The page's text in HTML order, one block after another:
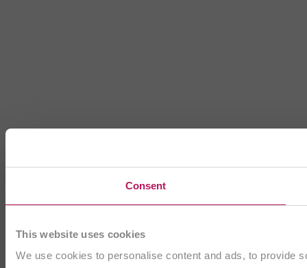
Consent
This website uses cookies
We use cookies to personalise content and ads, to provide